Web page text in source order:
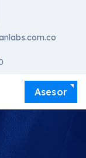
Asesor